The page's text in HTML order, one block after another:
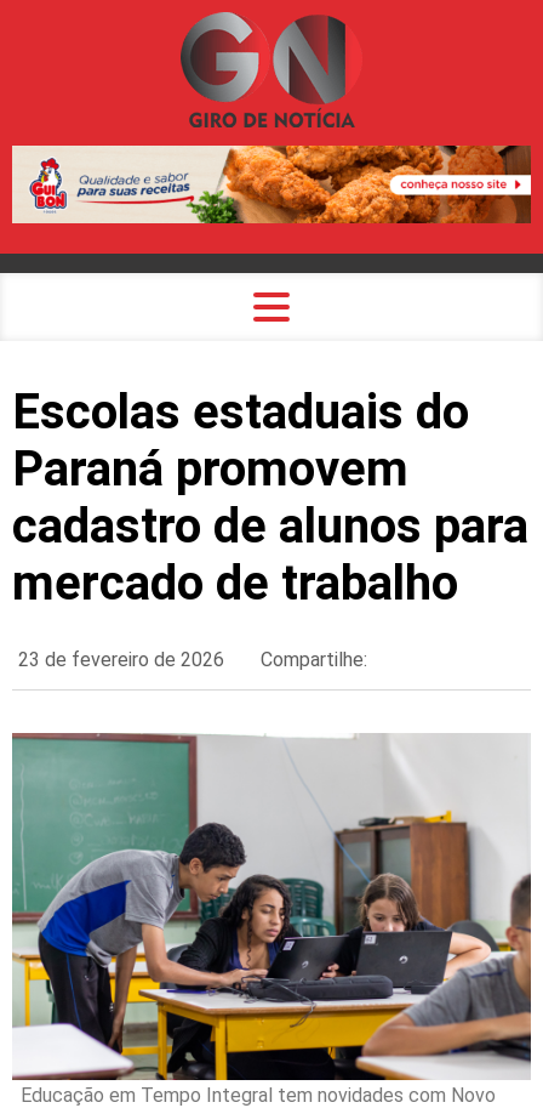
Escolas estaduais do
Paraná promovem
cadastro de alunos para
mercado de trabalho
23 de fevereiro de 2026 Compartilhe:
Educação em Tempo Integral tem novidades com Novo